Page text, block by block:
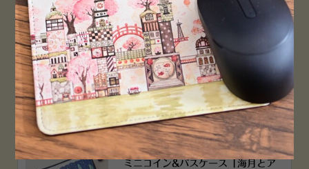
空想街雑貨店《吉祥寺本店》４月２
５日OPEN!
2022.03.29
ミニコイン&パスケース「海月とア